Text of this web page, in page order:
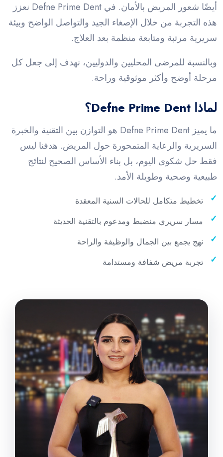
أيضًا شعور المريض بالأمان. في Defne Prime Dent نعزز
هذه التجربة من خلال الإصغاء الجيد والتواصل الواضح وبيئة
سريرية مرتبة ومتابعة منظمة بعد العلاج.
وبالنسبة للمرضى المحليين والدوليين، نهدف إلى جعل كل
مرحلة أوضح وأكثر موثوقية وراحة.
لماذا Defne Prime Dent؟
ما يميز Defne Prime Dent هو التوازن بين التقنية والخبرة
السريرية والرعاية المتمحورة حول المريض. هدفنا ليس
فقط حل شكوى اليوم، بل بناء الأساس الصحيح لنتائج
طبيعية وصحية وطويلة الأمد.
تخطيط متكامل للحالات السنية المعقدة
مسار سريري منضبط ومدعوم بالتقنية الحديثة
نهج يجمع بين الجمال والوظيفة والراحة
تجربة مريض شفافة ومستدامة